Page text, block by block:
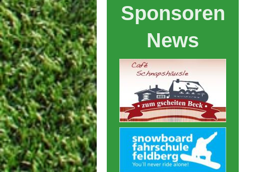
Sponsoren
News